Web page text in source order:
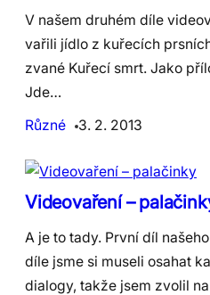
V našem druhém díle
vařili jídlo z kuřecích
zvané Kuřecí smrt. Jako
Jde…
Různé
3. 2. 2013
Videovaření –
A je to tady. První díl
díle jsme si museli osahat
dialogy, takže jsem zvolil